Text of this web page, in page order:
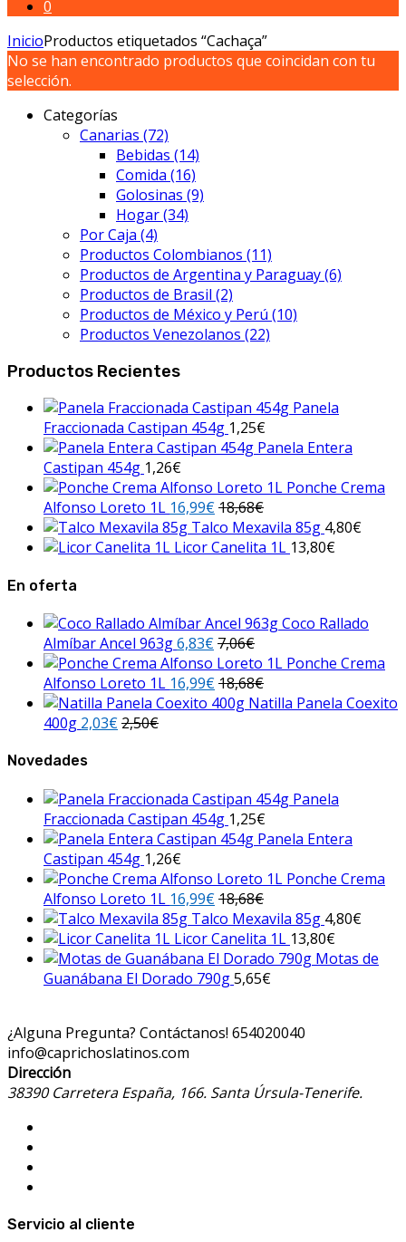
0
InicioProductos etiquetados “Cachaça”
No se han encontrado productos que coincidan con tu
selección.
Categorías
Canarias (72)
Bebidas (14)
Comida (16)
Golosinas (9)
Hogar(34)
Por Caja (4)
Productos Colombianos (11)
Productos de Argentina y Paraguay(6)
Productos de Brasil (2)
Productos de México y Perú (10)
Productos Venezolanos (22)
Productos Recientes
Panela
Fraccionada Castipan 454g 1,25€
Panela Entera
Castipan 454g 1,26€
Ponche Crema
Alfonso Loreto 1L 16,99€18,68€
Talco Mexavila 85g 4,80€
Licor Canelita 1L 13,80€
En oferta
Coco Rallado
Almíbar Ancel 963g6,83€7,06€
Ponche Crema
Alfonso Loreto 1L 16,99€18,68€
Natilla Panela Coexito
400g 2,03€2,50€
Novedades
Panela
Fraccionada Castipan 454g 1,25€
Panela Entera
Castipan 454g 1,26€
Ponche Crema
Alfonso Loreto 1L 16,99€18,68€
Talco Mexavila 85g 4,80€
Licor Canelita 1L 13,80€
Motas de
Guanábana El Dorado 790g5,65€
¿Alguna Pregunta? Contáctanos! 654020040
info@caprichoslatinos.com
Dirección
38390 Carretera España, 166. Santa Úrsula-Tenerife.
Servicio al cliente